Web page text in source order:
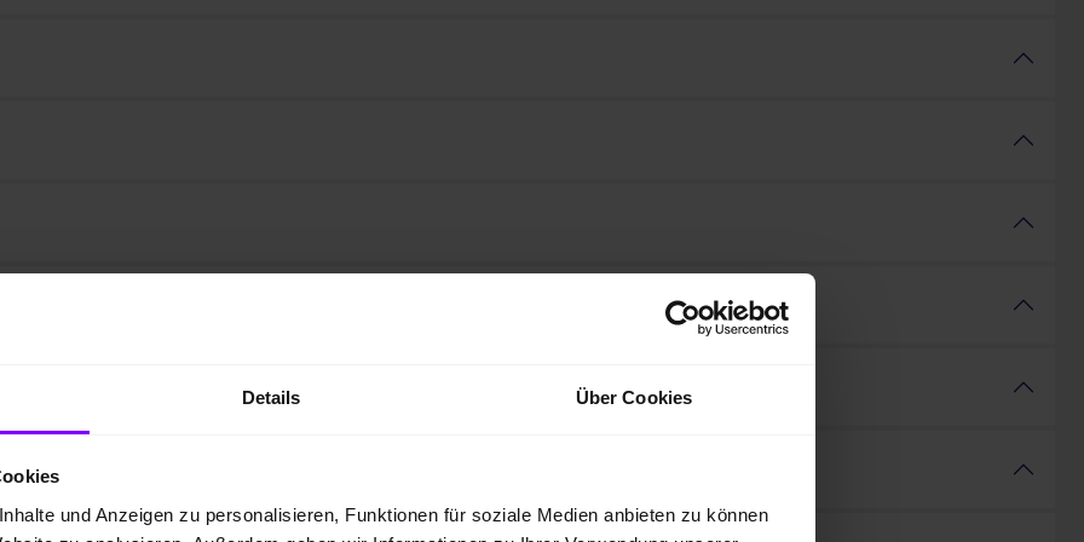
Details Über Cookies
und Anzeigen zu personalisieren, Funktionen für soziale Medien anbieten zu können